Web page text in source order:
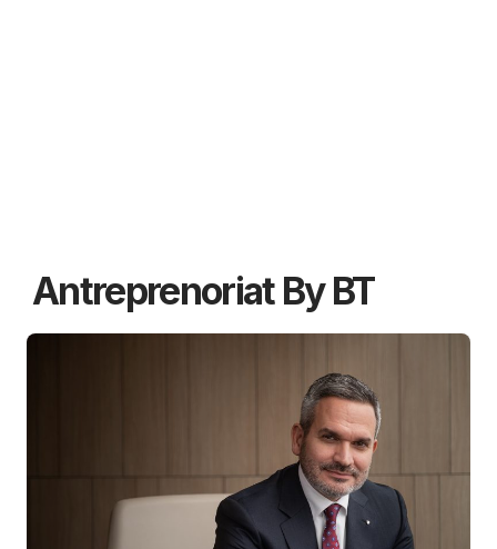
Antreprenoriat By BT